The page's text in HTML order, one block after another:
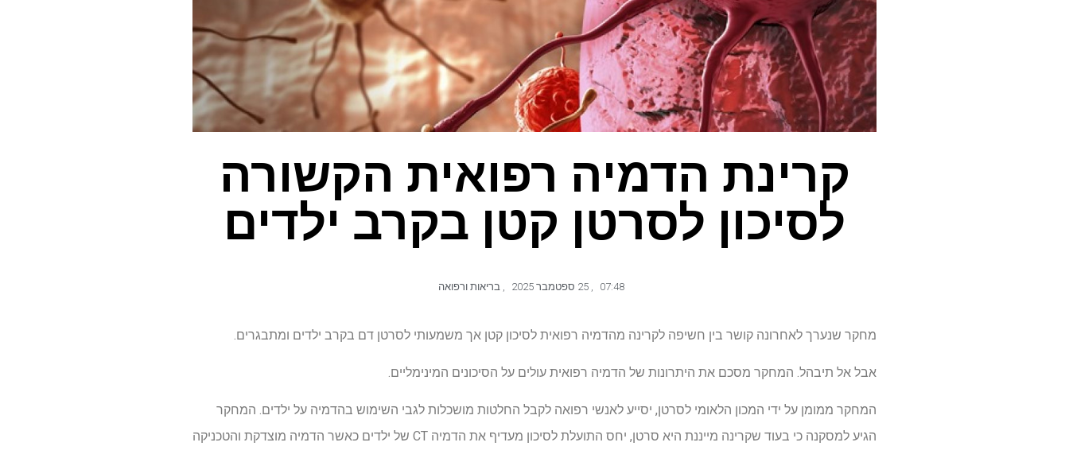
קרינת הדמיה רפואית הקשורה
לסיכון לסרטן קטן בקרב ילדים
07:48
,
, בריאות ורפואה
מחקר שנערך לאחרונה קושר בין חשיפה לקרינה מהדמיה רפואית לסיכון קטן אך משמעותי לסרטן דם בקרב ילדים ומתבגרים.
אבל אל תיבהל. המחקר מסכם את היתרונות של הדמיה רפואית עולים על הסיכונים המינימליים.
המחקר ממומן על ידי המכון הלאומי לסרטן, יסייע לאנשי רפואה לקבל החלטות מושכלות לגבי השימוש בהדמיה על ילדים. המחקר
הגיע למסקנה כי בעוד שקרינה מייננת היא סרטן, יחס התועלת לסיכון מעדיף את הדמיה CT של ילדים כאשר הדמיה מוצדקת והטכניקה